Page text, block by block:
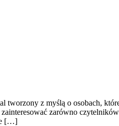
z myślą o osobach,
zarówno
[…]